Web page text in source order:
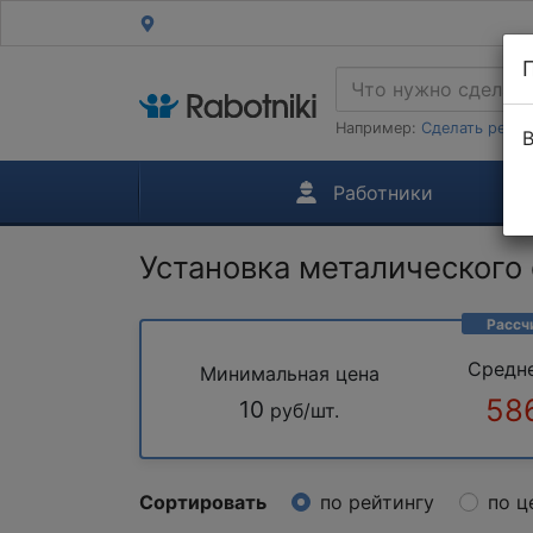
Например: Сделать
Работники
Установка
Минимальная цена
10 руб/шт.
Сортировать по рейтингу по